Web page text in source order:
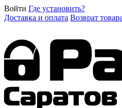
Войти Где установить?
Доставка и оплата Возврат товара